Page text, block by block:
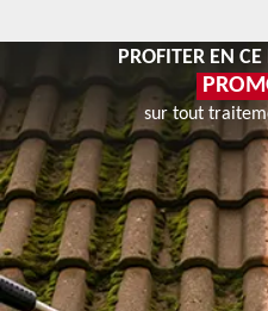
PROFITER EN
sur tout